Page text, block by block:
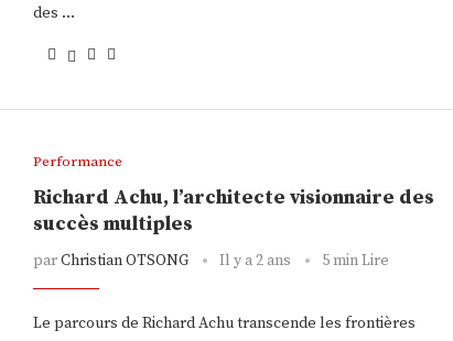
des …
Performance
Richard Achu, l’architecte visionnaire des
succès multiples
parChristian OTSONG Il y a 2 ans 5 min Lire
Le parcours de Richard Achu transcende les frontières